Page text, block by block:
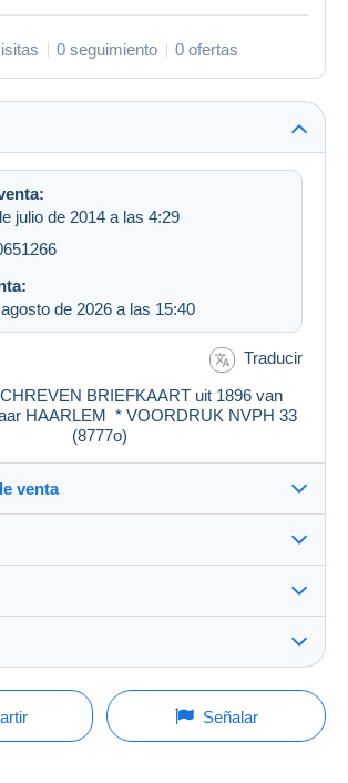
0 seguimiento 0 ofertas
julio de 2014 a las 4:29
de 2026 a las 15:40
Traducir
BRIEFKAART uit 1896 van
HAARLEM * VOORDRUK NVPH 33
(8777o)
venta
países
persona:
del pago
100%(11668x)
Tienda
una pregunta, debe iniciar una
se prolongará un minuto si se presenta una
de un minuto antes del plazo.Señalar